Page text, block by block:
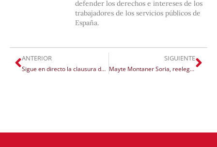
defender los derechos e intereses de los
trabajadores de los servicios públicos de
España.
ANTERIOR
Sigue en directo la clausura del II Congreso Nacional de UGT Serveis Públics PV
SIGUIENTE
Mayte Montaner Soria, reelegida secretaria general de UGT Serveis Públics con el 98% de los votos